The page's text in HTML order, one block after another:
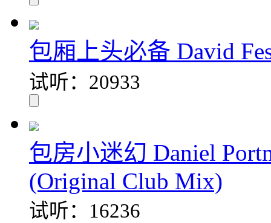
包厢上头必备 David
试听：20933
包房小迷幻 Daniel
(Original Club Mix)
试听：16236